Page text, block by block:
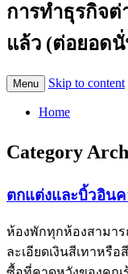
การทำธุรกิจต่
แล้ว (ต่อยอดนั่
Menu Skip to content
Home
Category
ตกแต่งและบิ้วอิน
ห้องพักทุกห้องสามา
ละเอียดเงินสีเทาหรื